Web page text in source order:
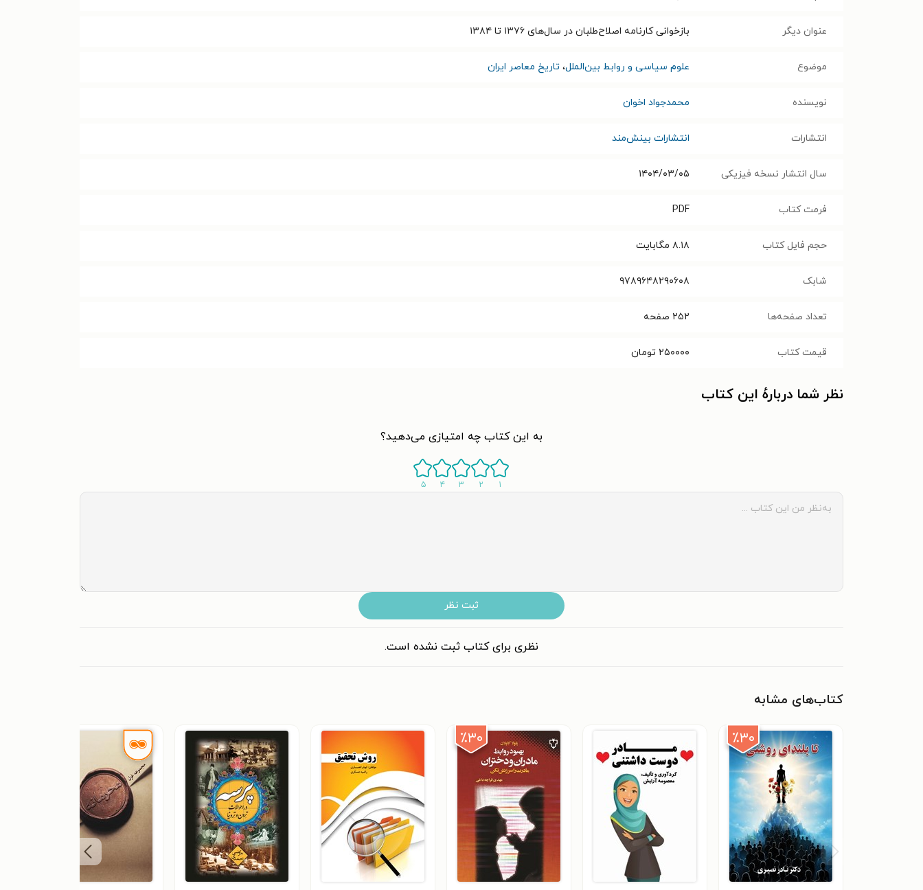
عنوان دیگر بازخوانی کارنامه اصلاح‌طلبان در سال‌های ۱۳۷۶ تا ۱۳۸۴
موضوع علوم سیاسی و روابط بین‌الملل، تاریخ معاصر ایران
نویسنده محمدجواد اخوان
انتشارات انتشارات بینش‌مند
سال انتشار نسخه فیزیکی ۱۴۰۴/۰۳/۰۵
فرمت کتاب PDF
حجم فایل کتاب ۸.۱۸ مگابایت
شابک ‭۹۷۸۹۶۴۸۲۹۰۶۰۸
تعداد صفحه‌ها ۲۵۲ صفحه
قیمت کتاب ۲۵۰۰۰۰ تومان
نظر شما دربارهٔ این کتاب
به این کتاب چه امتیازی می‌دهید؟
۱ ۲ ۳ ۴ ۵
ثبت نظر
نظری برای کتاب ثبت نشده است.
کتاب‌های مشابه
٪۳۰ ٪۳۰